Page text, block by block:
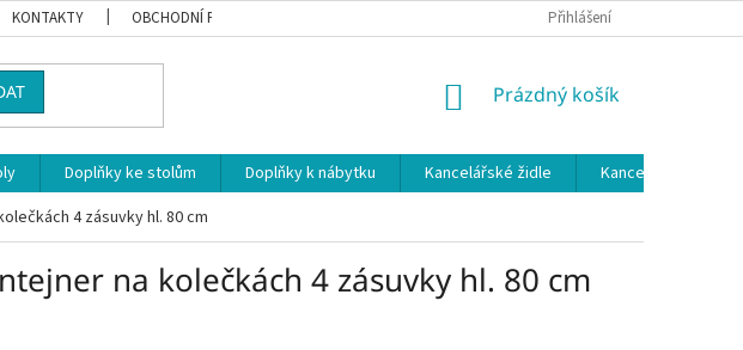
KONTAKTY OBCHODNÍ PODMÍNKY Přihlášení
NÁKUPNÍ
Prázdný košík
Doplňky ke stolům Doplňky k nábytku Kancelářské židle
Kancelářské
4 zásuvky hl. 80 cm
na kolečkách 4 zásuvky hl. 80 cm